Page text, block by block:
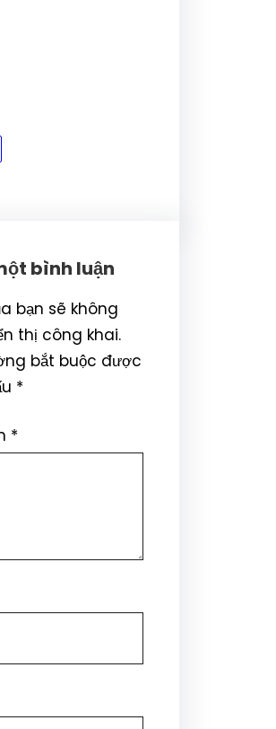
bình luận
bạn sẽ không
thị công khai.
bắt buộc được
*
*